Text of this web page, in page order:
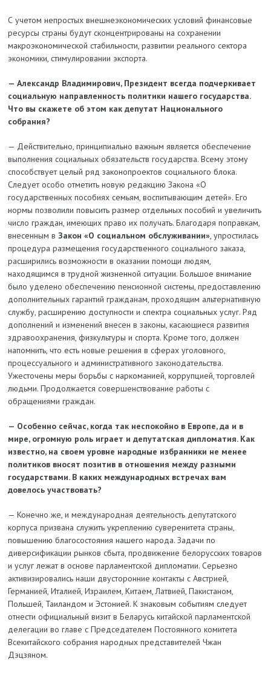
С учетом непростых внешнеэкономических условий финансовые
ресурсы страны будут сконцентрированы на сохранении
макроэкономической стабильности, развитии реального сектора
экономики, стимулировании экс­порта.
— Александр Владимирович, Президент всегда подчеркивает
социальную направленность политики нашего государства.
Что вы скажете об этом как депутат Национального
собрания?
— Действительно, принципиально важным является обеспечение
выполнения социальных обязательств государства. Всему этому
способствует целый ряд законопроектов социального блока.
Следует особо отметить новую редакцию Закона «О
государственных пособиях семьям, воспитывающим детей». Его
нормы позволили повысить размер отдельных пособий и увеличить
число граждан, имеющих право их получать. Благодаря поправкам,
внесенным вЗакон «О социальном обслуживании», упростилась
процедура размещения государственного социального заказа,
расширились возможности в оказании помощи людям,
находящимся в трудной жизненной ситуации. Большое внимание
было уделено обеспечению пенсионной системы, предоставлению
дополнительных гарантий гражданам, проходящим альтернативную
службу, расширению доступности и спектра социальных услуг. Ряд
дополнений и изменений внесен в законы, касающиеся развития
здравоохранения, физкультуры и спорта. Кроме того, должен
напомнить, что есть новые решения в сферах уголовного,
процессуального и административного законодательства.
Ужесточены меры борьбы с наркоманией, коррупцией, торговлей
людьми. Продолжается совершенствование работы с
обращениями граждан.
— Особенно сейчас, когда так неспокойно в Европе, да и в
мире, огромную роль играет и депутатская дипломатия. Как
известно, на своем уровне народные избранники не менее
политиков вносят позитив в отношения между разными
государствами. В каких международных встречах вам
довелось участвовать?
— Конечно же, и международная деятельность депутатского
корпуса призвана служить укреплению суверенитета страны,
повышению благосостояния нашего народа. Задачи по
диверсификации рынков сбыта, продвижение белорусских товаров
и услуг лежат в основе парламентской дипломатии. Серьезно
активизировались наши двусторонние контакты с Австрией,
Германией, Италией, Израилем, Китаем, Латвией, Пакистаном,
Польшей, Таиландом и Эстонией. К знаковым событиям следует
отнести официальный визит в Беларусь китайской парламентской
делегации во главе с Председателем Постоянного комитета
Всекитайского собрания народных представителей Чжан
Дэцзяном.